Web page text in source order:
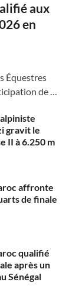
aux
en
Équestres
de …
gravit le
II à 6.250 m
affronte
de finale
qualifié
après un
Sénégal